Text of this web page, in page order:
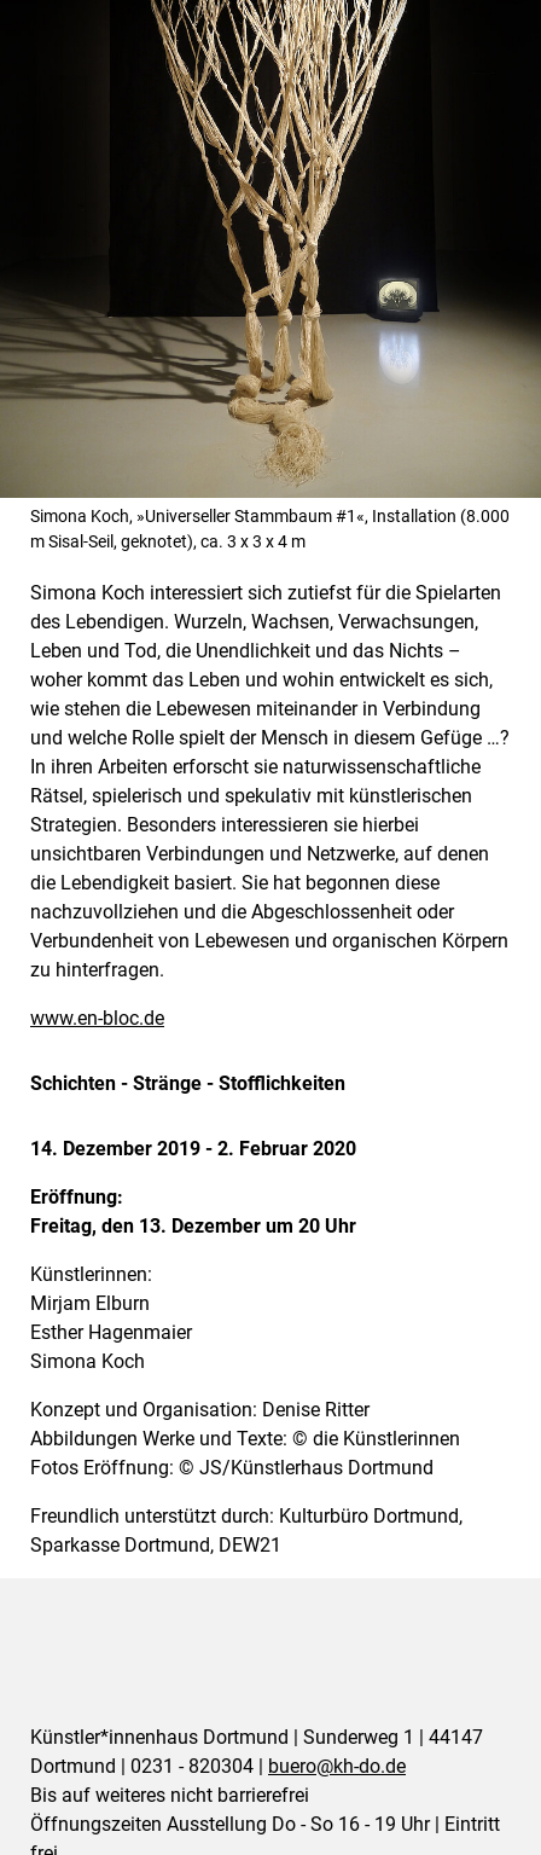
Simona Koch, »Universeller Stammbaum #1«, Installation (8.000
m Sisal-Seil, geknotet), ca. 3 x 3 x 4 m
Simona Koch interessiert sich zutiefst für die Spielarten
des Lebendigen. Wurzeln, Wachsen, Verwachsungen,
Leben und Tod, die Unendlichkeit und das Nichts –
woher kommt das Leben und wohin entwickelt es sich,
wie stehen die Lebewesen miteinander in Verbindung
und welche Rolle spielt der Mensch in diesem Gefüge …?
In ihren Arbeiten erforscht sie naturwissenschaftliche
Rätsel, spielerisch und spekulativ mit künstlerischen
Strategien. Besonders interessieren sie hierbei
unsichtbaren Verbindungen und Netzwerke, auf denen
die Lebendigkeit basiert. Sie hat begonnen diese
nachzuvollziehen und die Abgeschlossenheit oder
Verbundenheit von Lebewesen und organischen Körpern
zu hinterfragen.
www.en-bloc.de
Schichten - Stränge - Stofflichkeiten
14. Dezember 2019 - 2. Februar 2020
Eröffnung:
Freitag, den 13. Dezember um 20 Uhr
Künstlerinnen:
Mirjam Elburn
Esther Hagenmaier
Simona Koch
Konzept und Organisation: Denise Ritter
Abbildungen Werke und Texte: © die Künstlerinnen
Fotos Eröffnung: © JS/Künstlerhaus Dortmund
Freundlich unterstützt durch: Kulturbüro Dortmund,
Sparkasse Dortmund, DEW21
Künstler*innenhaus Dortmund | Sunderweg 1 | 44147
Dortmund | 0231 - 820304 | buero@kh-do.de
Bis auf weiteres nicht barrierefrei
Öffnungszeiten Ausstellung Do - So 16 - 19 Uhr | Eintritt